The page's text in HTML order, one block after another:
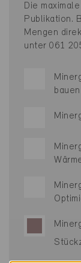
Die
Publikation.
Mengen
unter 061
bauen